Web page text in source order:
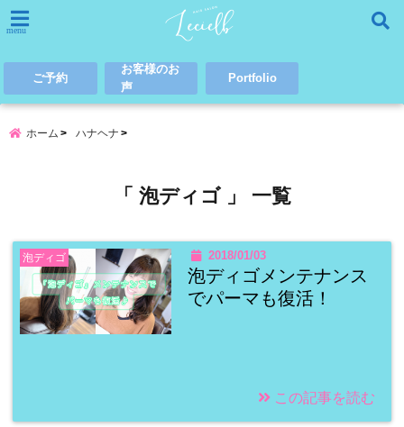
menu
ご予約
お客様のお
声
Portfolio
ホーム ハナヘナ
「 泡ディゴ 」 一覧
泡ディゴ 2018/01/03
泡ディゴメンテナンス
でパーマも復活！
この記事を読む